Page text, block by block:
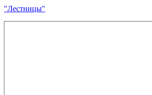
"Лестницы"